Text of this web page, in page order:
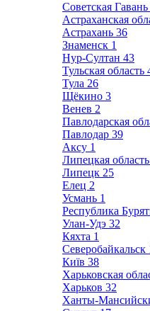
Советская Гавань
Астраханская
Астрахань 36
Знаменск 1
Нур-Султан 43
Тульская область
Тула 26
Щёкино 3
Венев 2
Павлодарская
Павлодар 39
Аксу 1
Липецкая область
Липецк 25
Елец 2
Усмань 1
Республика
Улан-Удэ 32
Кяхта 1
Северобайкальск
Київ 38
Харьковская
Харьков 32
Ханты-